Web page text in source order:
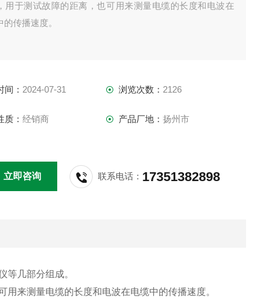
用于测试故障的距离，也可用来测量电缆的长度和电波在
的传播速度。
间： 2024-07-31 浏览次数： 2126
质：经销商 产品厂地： 扬州市
立即咨询 联系电话： 17351382898
等几部分组成。
来测量电缆的长度和电波在电缆中的传播速度。